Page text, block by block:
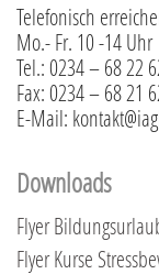
Telefonisch
Mo.- Fr. 10 -14 Uhr
Tel.: 0234 – 68 22
Fax: 0234 – 68 21
E-Mail:
Downloads
Flyer
Flyer Kurse